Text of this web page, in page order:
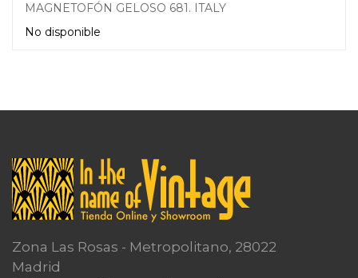
MAGNETOFÓN GELOSO 681. ITALY
No disponible
Zona Las Rosas - Metropolitano, 28022
Madrid